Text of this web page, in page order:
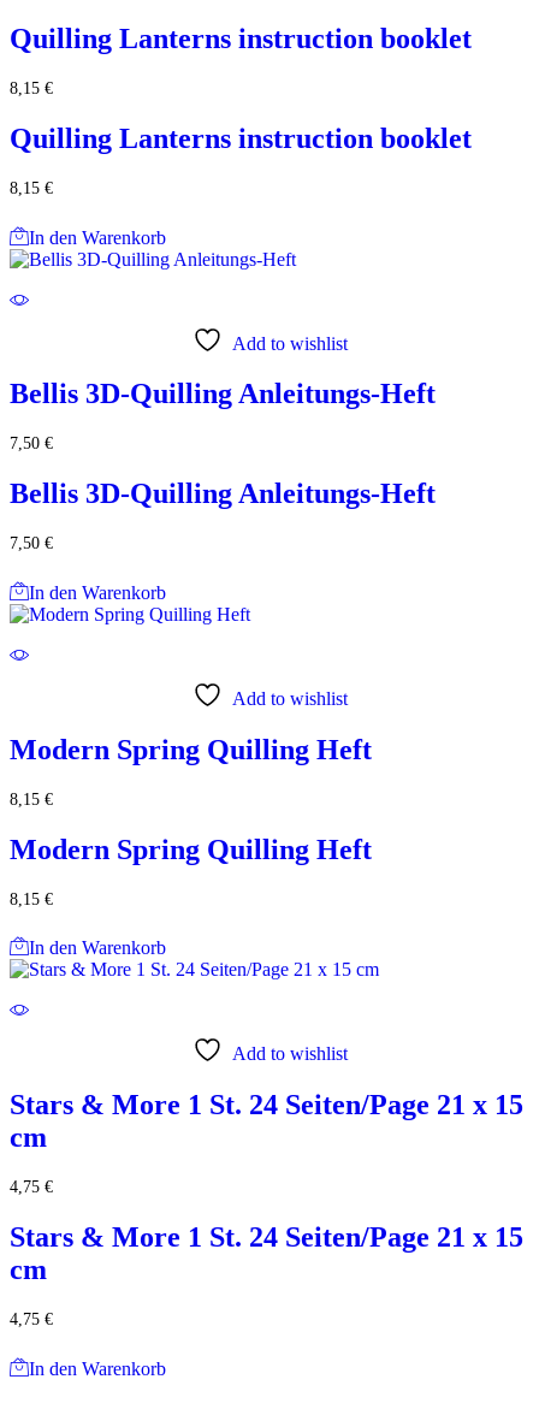
Quilling Lanterns instruction booklet
8,15 €
Quilling Lanterns instruction booklet
8,15 €
In den Warenkorb
Add to wishlist
Bellis 3D-Quilling Anleitungs-Heft
7,50 €
Bellis 3D-Quilling Anleitungs-Heft
7,50 €
In den Warenkorb
Add to wishlist
Modern Spring Quilling Heft
8,15 €
Modern Spring Quilling Heft
8,15 €
In den Warenkorb
Add to wishlist
Stars & More 1 St. 24 Seiten/Page 21 x 15
cm
4,75 €
Stars & More 1 St. 24 Seiten/Page 21 x 15
cm
4,75 €
In den Warenkorb